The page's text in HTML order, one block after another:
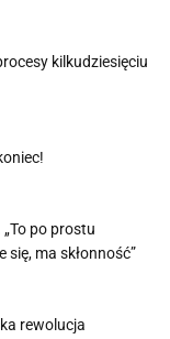
kilkudziesięciu
po prostu
ma skłonność”
rewolucja